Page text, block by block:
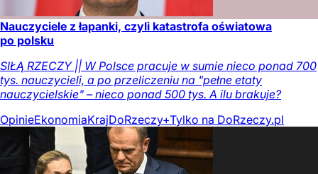
Nauczyciele z łapanki, czyli katastrofa oświatowa
po polsku
SIŁĄ RZECZY || W Polsce pracuje w sumie nieco ponad 700
tys. nauczycieli, a po przeliczeniu na "pełne etaty
nauczycielskie" – nieco ponad 500 tys. A ilu brakuje?
OpinieEkonomiaKrajDoRzeczy+Tylko na DoRzeczy.pl